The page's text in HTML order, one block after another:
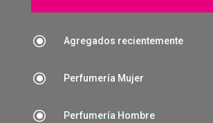
\ Agregados recientemente
\ Perfumería Mujer
\ Perfumería Hombre